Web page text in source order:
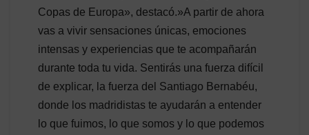
Copas de Europa», destacó.»A partir de ahora
vas a vivir sensaciones únicas, emociones
intensas y experiencias que te acompañarán
durante toda tu vida. Sentirás una fuerza difícil
de explicar, la fuerza del Santiago Bernabéu,
donde los madridistas te ayudarán a entender
lo que fuimos, lo que somos y lo que podemos